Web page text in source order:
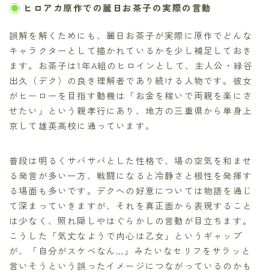
ヒロアカ原作での麗日お茶子の実際の言動
誤解を解くためにも、麗日お茶子が実際に原作でどんな
キャラクターとして描かれているかを少し補足しておき
ます。お茶子は1年A組のヒロインとして、主人公・緑谷
出久（デク）の良き理解者であり続ける人物です。彼女
がヒーローを目指す動機は「お金を稼いで両親を楽にさ
せたい」という親孝行にあり、地方の三重県から単身上
京して雄英高校に通っています。
普段は明るくサバサバとした性格で、場の空気を和ませ
る発言が多い一方、戦闘になると冷静さと根性を発揮す
る場面も多いです。デクへの好意については物語を通じ
て深まっていきますが、それを真正面から表現すること
は少なく、照れ隠しやはぐらかしの言動が目立ちます。
こうした「気丈なようで内心は乙女」というギャップ
が、「自分がスケベなん…」みたいなセリフをサラッと
言いそうという誤ったイメージにつながっているのかも